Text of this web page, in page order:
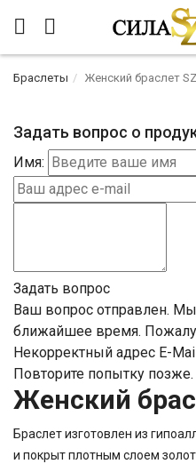
Браслеты Женский браслет
Задать вопрос о
Имя:
Задать вопрос
Ваш вопрос отправлен.
ближайшее время.
Некорректный адрес E-
Повторите попытку позже.
Женский
Браслет изготовлен из
и покрыт плотным слоем